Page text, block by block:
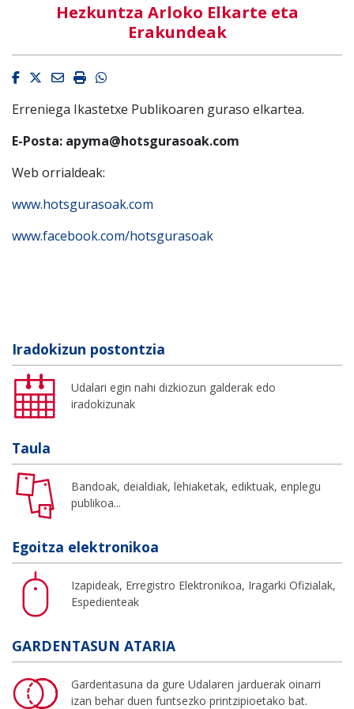
Hezkuntza Arloko Elkarte eta
Erakundeak
Facebook
Twitter
EmailImprimirWhatsapp
Erreniega Ikastetxe Publikoaren guraso elkartea.
E-Posta: apyma@hotsgurasoak.com
Web orrialdeak:
www.hotsgurasoak.com
www.facebook.com/hotsgurasoak
Iradokizun postontzia
Udalari egin nahi dizkiozun galderak edo
iradokizunak
Taula
Bandoak, deialdiak, lehiaketak, ediktuak, enplegu
publikoa...
Egoitza elektronikoa
Izapideak, Erregistro Elektronikoa, Iragarki Ofizialak,
Espedienteak
GARDENTASUN ATARIA
Gardentasuna da gure Udalaren jarduerak oinarri
izan behar duen funtsezko printzipioetako bat.